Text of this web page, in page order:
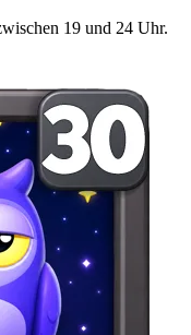
19 und 24 Uhr.